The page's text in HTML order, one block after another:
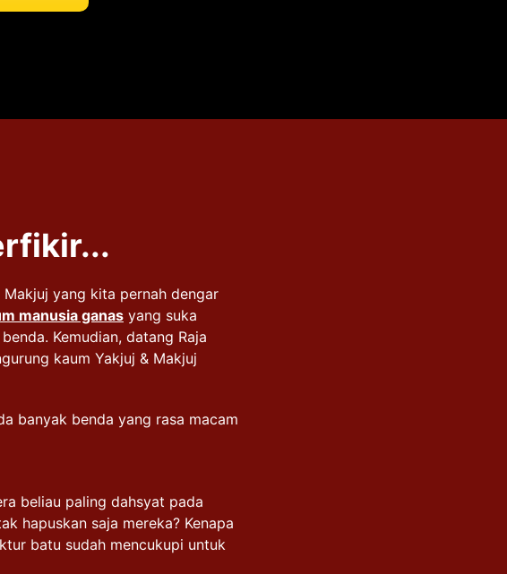
yang kita pernah dengar
manusia ganas yang suka
Kemudian, datang Raja
kaum Yakjuj & Makjuj
banyak benda yang rasa macam
beliau paling dahsyat pada
hapuskan saja mereka? Kenapa
batu sudah mencukupi untuk